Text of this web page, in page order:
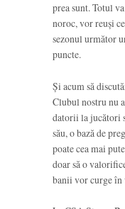
prea sunt. Totul
noroc, vor reuși
sezonul următor
puncte.
Și acum să
Clubul nostru nu
datorii la jucători
său, o bază de
poate cea mai
doar să o
banii vor curge